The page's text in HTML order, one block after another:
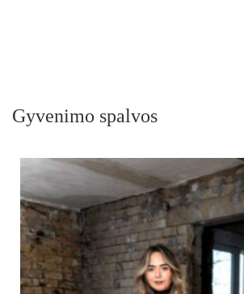
Gyvenimo spalvos